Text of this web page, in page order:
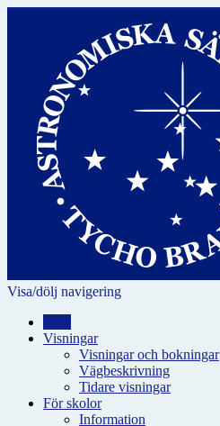
Visa/dölj navigering
Visningar
Visningar och bokningar
Vägbeskrivning
Tidare visningar
För skolor
Information